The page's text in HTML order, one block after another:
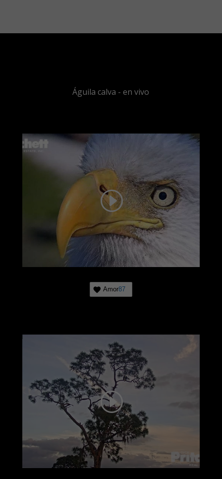
Águila calva - en vivo
Amor87